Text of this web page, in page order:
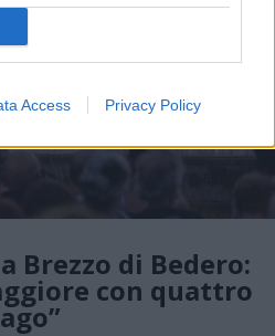
Access Privacy Policy
Brezzo di Bedero:
con quattro